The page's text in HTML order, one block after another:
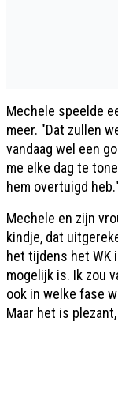
Mechele speelde
meer. "Dat zullen
vandaag wel een
me elke dag te
hem overtuigd heb."
Mechele en zijn
kindje, dat
het tijdens het WK
mogelijk is. Ik zou
ook in welke fase
Maar het is